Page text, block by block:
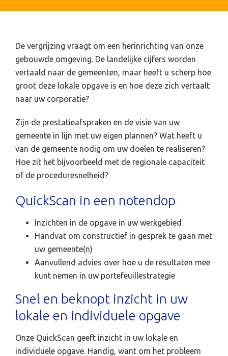
De vergrijzing vraagt om een herinrichting van onze
gebouwde omgeving. De landelijke cijfers worden
vertaald naar de gemeenten, maar heeft u scherp hoe
groot deze lokale opgave is en hoe deze zich vertaalt
naar uw corporatie?
Zijn de prestatieafspraken en de visie van uw
gemeente in lijn met uw eigen plannen? Wat heeft u
van de gemeente nodig om uw doelen te realiseren?
Hoe zit het bijvoorbeeld met de regionale capaciteit
of de proceduresnelheid?
QuickScan in een notendop
Inzichten in de opgave in uw werkgebied
Handvat om constructief in gesprek te gaan met
uw gemeente(n)
Aanvullend advies over hoe u de resultaten mee
kunt nemen in uw portefeuillestrategie
Snel en beknopt inzicht in uw
lokale en individuele opgave
Onze QuickScan geeft inzicht in uw lokale en
individuele opgave. Handig, want om het probleem